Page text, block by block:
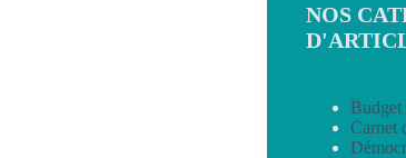
NOS
Budget
Carnet